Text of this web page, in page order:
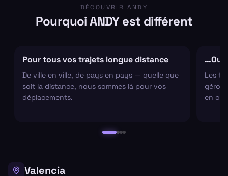
DÉCOUVRIR ANDY
Pourquoi ANDY est différent
Pour tous vos trajets longue distance
De ville en ville, de pays en pays — quelle que
soit la distance, nous sommes là pour vos
déplacements.
…Ou
Les
en
Valencia